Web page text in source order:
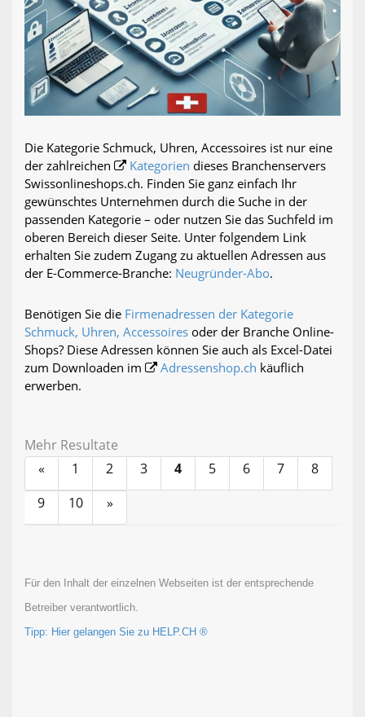
Die Kategorie Schmuck, Uhren, Accessoires ist nur eine
der zahlreichen
Kategorien dieses Branchenservers
Swissonlineshops.ch. Finden Sie ganz einfach Ihr
gewünschtes Unternehmen durch die Suche in der
passenden Kategorie – oder nutzen Sie das Suchfeld im
oberen Bereich dieser Seite. Unter folgendem Link
erhalten Sie zudem Zugang zu aktuellen Adressen aus
der E-Commerce-Branche: Neugründer-Abo.
Benötigen Sie die Firmenadressen der Kategorie
Schmuck, Uhren, Accessoires oder der Branche Online-
Shops? Diese Adressen können Sie auch als Excel-Datei
zum Downloaden im
Adressenshop.ch käuflich
erwerben.
Mehr Resultate
«
1 2 3 4 5 6 7
8
9
10 »
Für den Inhalt der einzelnen Webseiten ist der entsprechende
Betreiber verantwortlich.
Tipp: Hier gelangen Sie zu HELP.CH ®